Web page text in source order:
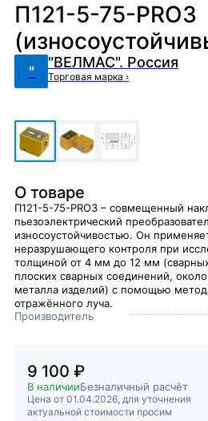
П121-5-75-PRO3
"
"ВЕЛМАС". Россия
Торговая марка ›
О товаре
П121-5-75-PRO3 – совмещенный
пьезоэлектрический
износоустойчивостью. Он
неразрушающего контроля при
толщиной от 4 мм до 12 мм
плоских сварных соединений,
металла изделий) с помощью
отражённого луча.
Производитель
9 100 ₽
В наличииБезналичный расчёт
Цена от 01.04.2026, для уточнения
актуальной стоимости просим